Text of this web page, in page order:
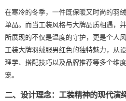
在寒冷的冬季，一件既保暖又时尚的羽
单品。而当工装风格与大牌品质相遇，
所展现的不仅是温度的守护，更是个人
工装大牌羽绒服男红色的独特魅力，从
理学、搭配技巧以及品牌推荐等多个维
宠。
二、设计理念：工装精神的现代演